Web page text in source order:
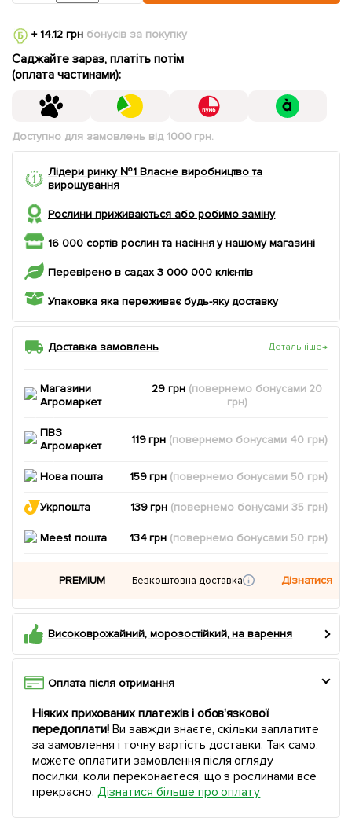
+ 14.12 грнбонусів за покупку
Саджайте зараз, платіть потім
(оплата частинами):
Доступно для замовлень від 1000 грн.
Лідери ринку №1 Власне виробництво та
вирощування
Рослини приживаються або робимо заміну
16 000 сортів рослин та насіння у нашому магазині
Перевірено в садах 3 000 000 клієнтів
Упаковка яка переживає будь-яку доставку
Доставка замовлень Детальніше→
Магазини
Агромаркет
29 грн (повернемобонусами 20
грн)
ПВЗ
Агромаркет
119 грн (повернемо бонусами 40 грн)
Нова пошта 159 грн (повернемо бонусами 50 грн)
Укрпошта 139 грн (повернемо бонусами35 грн)
Meest пошта 134 грн (повернемо бонусами 50 грн)
PREMIUM Безкоштовна доставка Дізнатися
Високоврожайний, морозостійкий, на варення
Оплата після отримання
Ніяких прихованих платежів і обов'язкової
передоплати!Ви завжди знаєте, скільки заплатите
за замовлення і точну вартість доставки. Так само,
можете оплатити замовлення після огляду
посилки, коли переконаєтеся, що з рослинами все
прекрасно. Дізнатися більше про оплату